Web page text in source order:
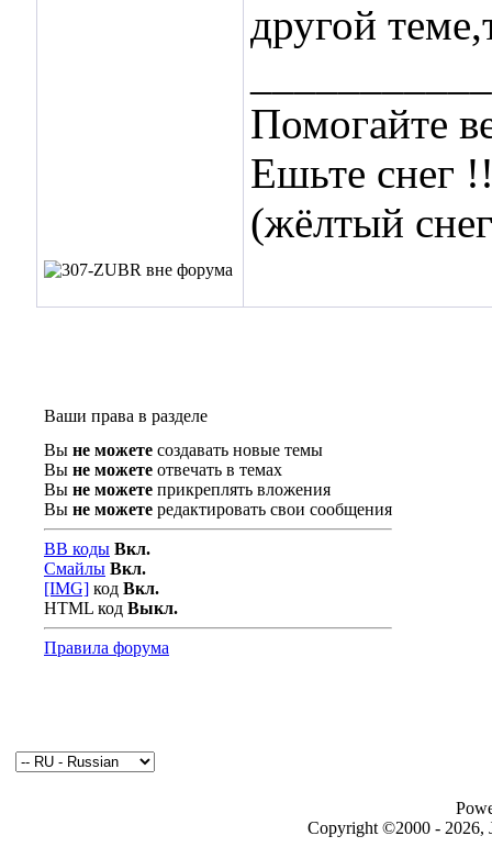
другой
Помогайте
Ешьте снег
(жёлтый
Ваши права в разделе
Вы не можете создавать новые темы
Вы не можете отвечать в темах
Вы не можете прикреплять вложения
Вы не можете редактировать свои сообщения
BB коды Вкл.
Смайлы Вкл.
[IMG] код Вкл.
HTML код Выкл.
Правила форума
Copyright ©2000 - 2026,